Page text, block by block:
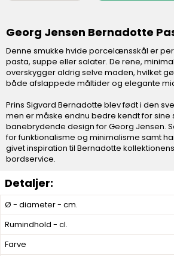
Ø - diameter - cm.
Rumindhold - cl.
Farve
Georg Jensen Bernadotte
Denne smukke hvide porcelænsskål er
pasta, suppe eller salater. De rene,
overskygger aldrig selve maden, hvilket
både afslappede måltider og elegante
Prins Sigvard Bernadotte blev født i den
men er måske endnu bedre kendt for sine
banebrydende design for Georg Jensen.
for funktionalisme og minimalisme samt
givet inspiration til Bernadotte
bordservice.